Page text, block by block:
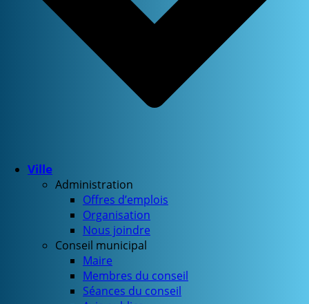
Ville
Administration
Offres d’emplois
Organisation
Nous joindre
Conseil municipal
Maire
Membres du conseil
Séances du conseil